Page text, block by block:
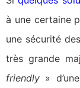
à une certaine
une sécurité
très grande
friendly »